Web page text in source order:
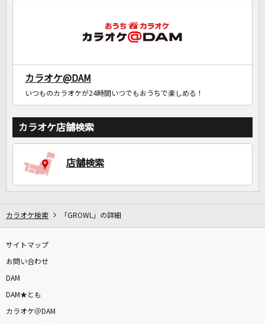
カラオケ@DAM
いつものカラオケが24時間いつでもおうちで楽しめる！
カラオケ店舗検索
店舗検索
カラオケ検索 「GROWL」の詳細
サイトマップ
お問い合わせ
DAM
DAM★とも
カラオケ＠DAM